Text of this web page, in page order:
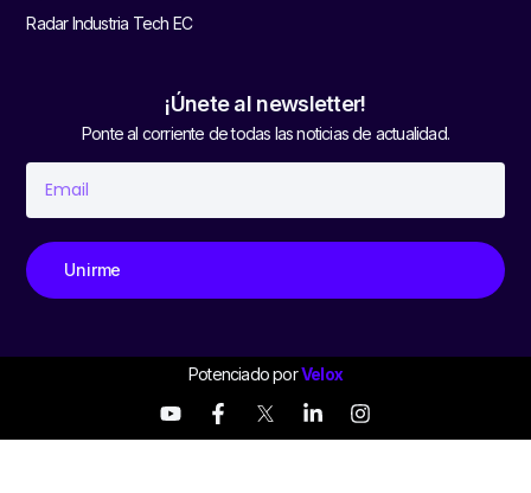
Radar Industria Tech EC
¡Únete al newsletter!
Ponte al corriente de todas las noticias de actualidad.
Unirme
Potenciado porVelox